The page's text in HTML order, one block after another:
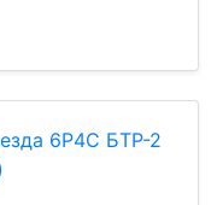
6P4C БТР-2